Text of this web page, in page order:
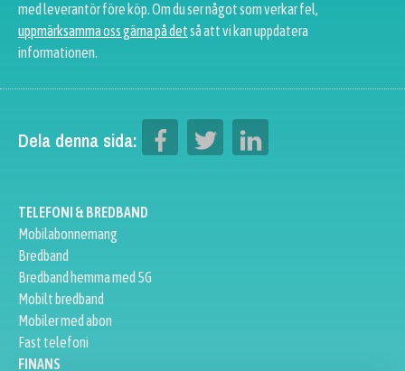
med leverantör före köp. Om du ser något som verkar fel,
uppmärksamma oss gärna på detså att vi kan uppdatera
informationen.
Dela denna sida:
TELEFONI & BREDBAND
Mobilabonnemang
Bredband
Bredband hemma med 5G
Mobilt bredband
Mobiler med abon
Fast telefoni
FINANS